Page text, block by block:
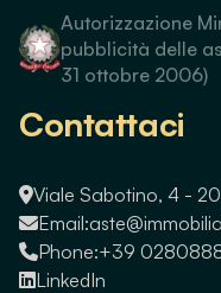
Autorizzazione
pubblicità delle
31 ottobre 2006)
Contattaci
Viale Sabotino, 4 -
Email:
Phone:+39
LinkedIn